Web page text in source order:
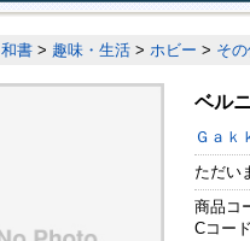
和書 > 趣味・生活 > ホビー > そ
ベル
Ｇａｋ
ただい
商品コ
Cコー